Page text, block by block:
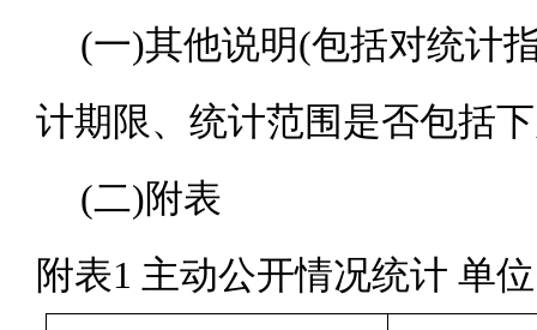
(一)其他说明(包括对统计
计期限、统计范围是否包括
(二)附表
附表1 主动公开情况统计 单